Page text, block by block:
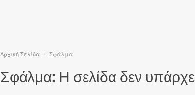
Αρχική Σελίδα / Σφάλμα
Σφάλμα: Η σελίδα δεν